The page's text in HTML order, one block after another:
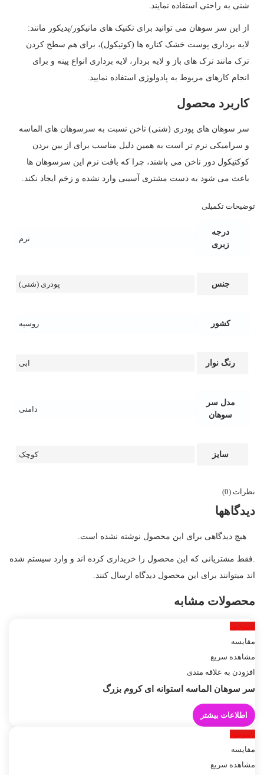
شنی به راحتی استفاده نمایند.
از این سر سوهان می توانید برای تکنیک های مانیکور/پدیکور مانند:
لایه برداری پوست خشک کناره ها (کوتیکول)، برای هم سطح کردن
ترک مانند ترک های باز و لایه بردار، لایه برداری انواع پینه و برای
انجام کارهای مربوط به پادولوژی استفاده نمایید.
کاربرد محصول
سر سوهان های پودری (شنی) ناخن نسبت به سرسوهان های الماسه
و سرامیکی نرم تر است به همین دلیل مناسب برای از بین بردن
کوکتیکول دور ناخن می باشند، چرا که بافت نرم این سرسوهان ها
باعث می شود به دست مشتری آسیبی وارد نشده و زخم ایجاد نکند.
توضیحات تکمیلی
درجه
زبری
نرم
جنس پودری (شنی)
کشور روسیه
رنگ نوار ابی
مدل سر
سوهان
دامنی
سایز کوچک
نظرات (0)
دیدگاهها
هیچ دیدگاهی برای این محصول نوشته نشده است.
.فقط مشتریانی که این محصول را خریداری کرده اند و وارد سیستم شده
اند میتوانند برای این محصول دیدگاه ارسال کنند.
محصولات مشابه
ناموجود
مقایسه
مشاهده سریع
افزودن به علاقه مندی
سر سوهان الماسه استوانه ای کروم بزرگ
اطلاعات بیشتر
ناموجود
مقایسه
مشاهده سریع